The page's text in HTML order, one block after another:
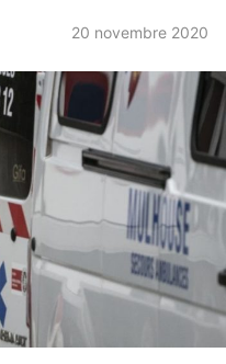
20 novembre 2020